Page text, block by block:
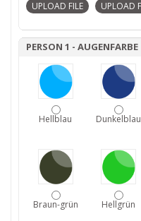
PERSON 1 - AUGENFARBE
Hellblau Dunkelblau
Braun-grün Hellgrün